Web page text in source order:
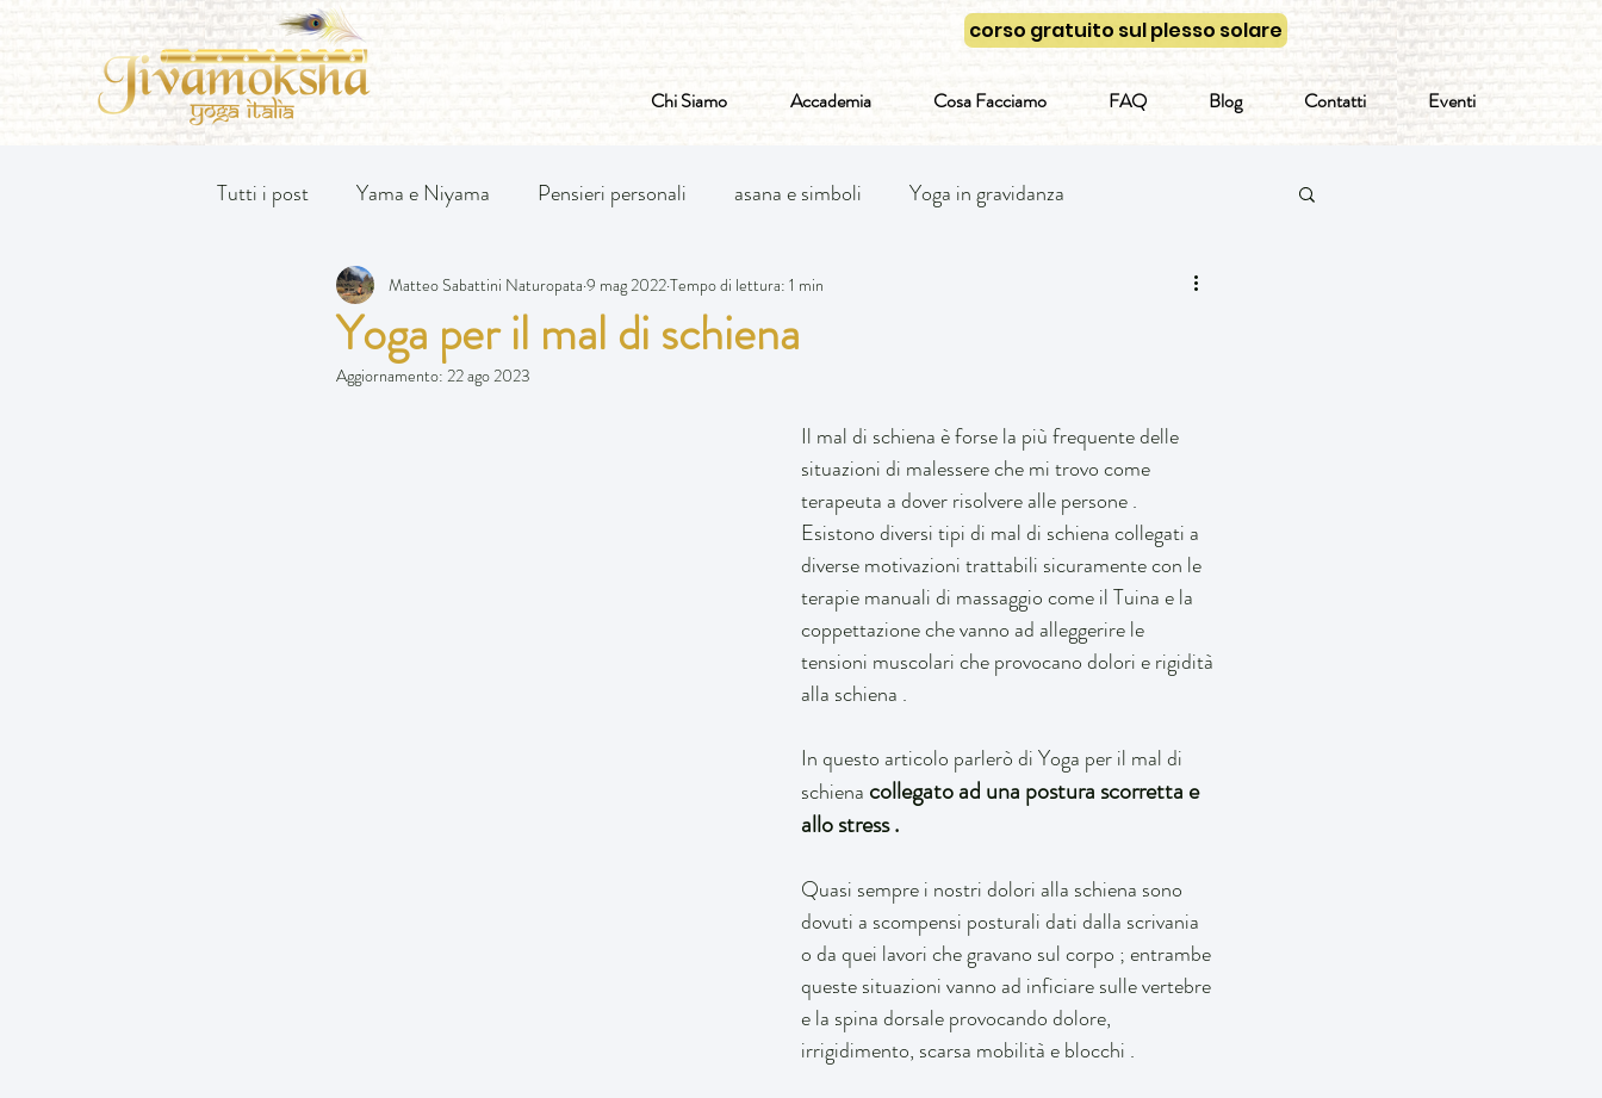
corso gratuito sul plesso solare
Chi Siamo Accademia Cosa Facciamo FAQ Blog Contatti Eventi
Tutti i post Yama e Niyama Pensieri personali asana e simboli Yoga in gravidanza
Yoga per il mal di schiena
Matteo Sabattini Naturopata 9 mag 2022Tempo di lettura: 1 min
Aggiornamento: 22 ago 2023
Il mal di schiena è forse la più frequente delle
situazioni di malessere che mi trovo come
terapeuta a dover risolvere alle persone .
Esistono diversi tipi di mal di schiena collegati a
diverse motivazioni trattabili sicuramente con le
terapie manuali di massaggio come il Tuina e la
coppettazione che vanno ad alleggerire le
tensioni muscolari che provocano dolori e rigidità
alla schiena .
In questo articolo parlerò di Yoga per il mal di
schiena collegato ad una postura scorretta e
allo stress .
Quasi sempre i nostri dolori alla schiena sono
dovuti a scompensi posturali dati dalla scrivania
o da quei lavori che gravano sul corpo ; entrambe
queste situazioni vanno ad inficiare sulle vertebre
e la spina dorsale provocando dolore,
irrigidimento, scarsa mobilità e blocchi .